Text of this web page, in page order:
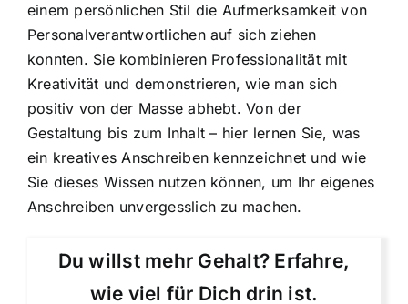
einem persönlichen Stil die Aufmerksamkeit von
Personalverantwortlichen auf sich ziehen
konnten. Sie kombinieren Professionalität mit
Kreativität und demonstrieren, wie man sich
positiv von der Masse abhebt. Von der
Gestaltung bis zum Inhalt – hier lernen Sie, was
ein kreatives Anschreiben kennzeichnet und wie
Sie dieses Wissen nutzen können, um Ihr eigenes
Anschreiben unvergesslich zu machen.
Du willst mehr Gehalt? Erfahre,
wie viel für Dich drin ist.